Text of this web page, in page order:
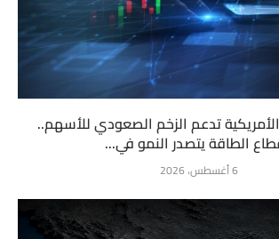
الأمريكية تدعم الزخم الصعودي للأسهم..
الطاقة يتصدر النمو في...
6 أغسطس، 2026